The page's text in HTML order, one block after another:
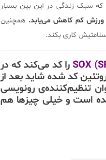
سبک زندگی در این بین بسیار
همچنین
کاری بکند.
را کد می‌کند که در
کد شده شاید بعد از
تنظیم‌کننده‌ی رونویسی
است و خیلی چیزها هم